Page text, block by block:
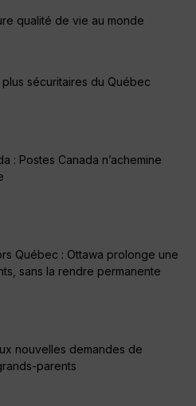
qualité de vie au monde
plus sécuritaires du Québec
: Postes Canada n’achemine
Québec : Ottawa prolonge une
sans la rendre permanente
nouvelles demandes de
parents